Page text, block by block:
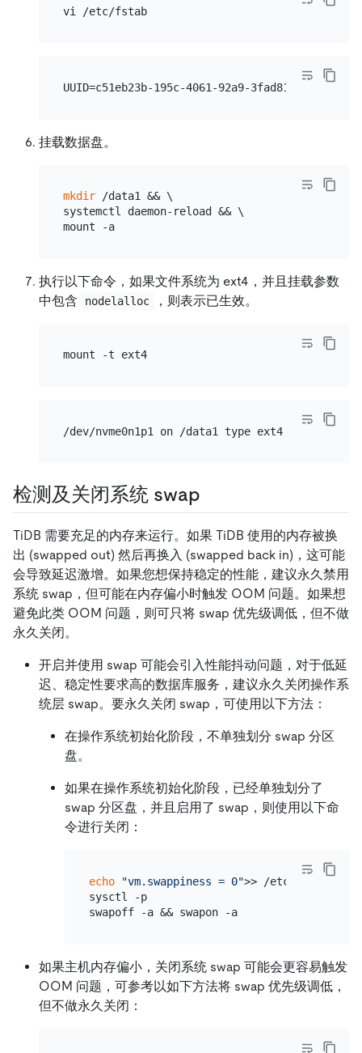
vi /etc/fstab
挂载数据盘。
mkdir /data1 && \
systemctl daemon-reload && \
mount -a
执行以下命令，如果文件系统为 ext4，并且挂载参数
中包含
nodelalloc ，则表示已生效。
mount -t ext4
检测及关闭系统 swap
TiDB 需要充足的内存来运行。如果 TiDB 使用的内存被换
出 (swapped out) 然后再换入 (swapped back in)，这可能
会导致延迟激增。如果您想保持稳定的性能，建议永久禁用
系统 swap，但可能在内存偏小时触发 OOM 问题。如果想
避免此类 OOM 问题，则可只将 swap 优先级调低，但不做
永久关闭。
开启并使用 swap 可能会引入性能抖动问题，对于低延
迟、稳定性要求高的数据库服务，建议永久关闭操作系
统层 swap。要永久关闭 swap，可使用以下方法：
在操作系统初始化阶段，不单独划分 swap 分区
盘。
如果在操作系统初始化阶段，已经单独划分了
swap 分区盘，并且启用了 swap，则使用以下命
令进行关闭：
echo "vm.swappiness = 0">> /etc/
sysctl -p
swapoff -a && swapon -a
如果主机内存偏小，关闭系统 swap 可能会更容易触发
OOM 问题，可参考以如下方法将 swap 优先级调低，
但不做永久关闭：